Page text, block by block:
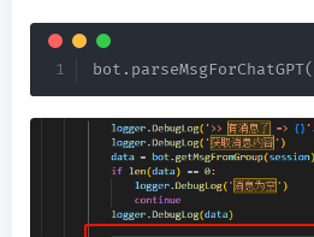
bot . parseMsgForChatGPT(